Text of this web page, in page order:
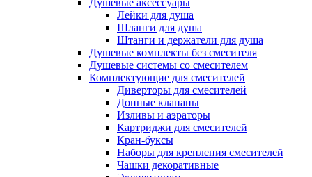
Душевые аксессуары
Лейки для душа
Шланги для душа
Штанги и держатели для душа
Душевые комплекты без смесителя
Душевые системы со смесителем
Комплектующие для смесителей
Диверторы для смесителей
Донные клапаны
Изливы и аэраторы
Картриджи для смесителей
Кран-буксы
Наборы для крепления смесителей
Чашки декоративные